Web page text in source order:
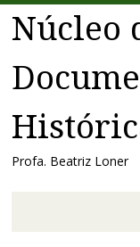
Núcleo
Profa. Beatriz Loner